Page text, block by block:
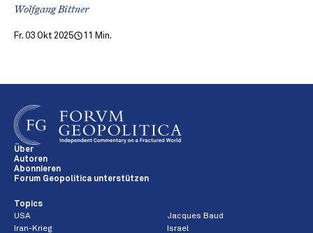
Wolfgang Bittner
Fr. 03 Okt 2025 11 Min.
Über
Autoren
Abonnieren
Forum Geopolitica unterstützen
Topics
USA
Jacques Baud
Iran-Krieg
Israel